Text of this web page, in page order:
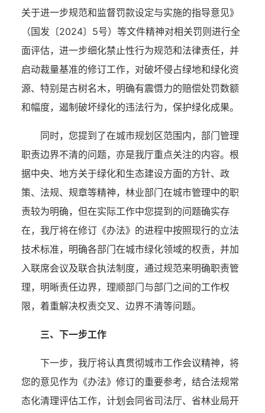
关于进一步规范和监督罚款设定与实施的指导意见》
（国发〔2024〕5号）等文件精神对相关罚则进行全
面评估，进一步细化禁止性行为规范和法律责任，并
启动裁量基准的修订工作，对破坏侵占绿地和绿化资
源、特别是古树名木，明确有震慑力的赔偿处罚数额
和幅度，遏制破坏绿化的违法行为，保护绿化成果。
同时，您提到了在城市规划区范围内，部门管理
职责边界不清的问题，亦是我厅重点关注的内容。根
据中央、地方关于绿化和生态建设方面的方针、政
策、法规、规章等精神，林业部门在城市管理中的职
责较为明确，但在实际工作中您提到的问题确实存
在，我厅将在修订《办法》的进程中按照现行的立法
技术标准，明确各部门在城市绿化领域的权责，并加
入联席会议及联合执法制度，通过规范来明确职责管
理，明晰责任边界，理顺部门与部门之间的工作权
限，着重解决权责交叉、边界不清等问题。
三、下一步工作
下一步，我厅将认真贯彻城市工作会议精神，将
您的意见作为 《办法》修订的重要参考，结合法规常
态化清理评估工作， 计划 会同省司法厅、省林业局开